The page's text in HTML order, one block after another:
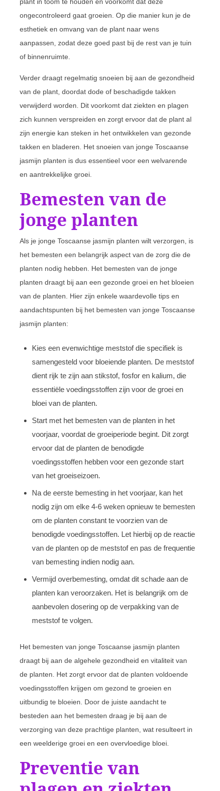
ongecontroleerd gaat groeien. Op die manier kun je de
esthetiek en omvang van de plant naar wens
aanpassen, zodat deze goed past bij de rest van je tuin
of binnenruimte.
Verder draagt regelmatig snoeien bij aan de gezondheid
van de plant, doordat dode of beschadigde takken
verwijderd worden. Dit voorkomt dat ziekten en plagen
zich kunnen verspreiden en zorgt ervoor dat de plant al
zijn energie kan steken in het ontwikkelen van gezonde
takken en bladeren. Het snoeien van jonge Toscaanse
jasmijn planten is dus essentieel voor een welvarende
en aantrekkelijke groei.
Bemesten van de
jonge planten
Als je jonge Toscaanse jasmijn planten wilt verzorgen, is
het bemesten een belangrijk aspect van de zorg die de
planten nodig hebben. Het bemesten van de jonge
planten draagt bij aan een gezonde groei en het bloeien
van de planten. Hier zijn enkele waardevolle tips en
aandachtspunten bij het bemesten van jonge Toscaanse
jasmijn planten:
Kies een evenwichtige meststof die specifiek is
samengesteld voor bloeiende planten. De meststof
dient rijk te zijn aan stikstof, fosfor en kalium, die
essentiële voedingsstoffen zijn voor de groei en
bloei van de planten.
Start met het bemesten van de planten in het
voorjaar, voordat de groeiperiode begint. Dit zorgt
ervoor dat de planten de benodigde
voedingsstoffen hebben voor een gezonde start
van het groeiseizoen.
Na de eerste bemesting in het voorjaar, kan het
nodig zijn om elke 4-6 weken opnieuw te bemesten
om de planten constant te voorzien van de
benodigde voedingsstoffen. Let hierbij op de reactie
van de planten op de meststof en pas de frequentie
van bemesting indien nodig aan.
Vermijd overbemesting, omdat dit schade aan de
planten kan veroorzaken. Het is belangrijk om de
aanbevolen dosering op de verpakking van de
meststof te volgen.
Het bemesten van jonge Toscaanse jasmijn planten
draagt bij aan de algehele gezondheid en vitaliteit van
de planten. Het zorgt ervoor dat de planten voldoende
voedingsstoffen krijgen om gezond te groeien en
uitbundig te bloeien. Door de juiste aandacht te
besteden aan het bemesten draag je bij aan de
verzorging van deze prachtige planten, wat resulteert in
een weelderige groei en een overvloedige bloei.
Preventie van